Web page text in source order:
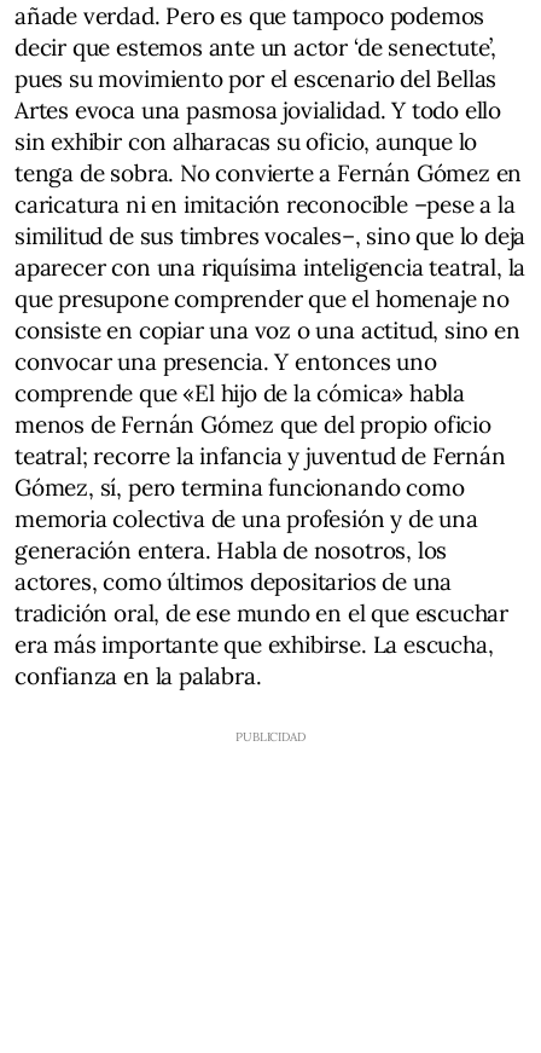
añade verdad. Pero es que tampoco podemos
decir que estemos ante un actor ‘de senectute’,
pues su movimiento por el escenario del Bellas
Artes evoca una pasmosa jovialidad. Y todo ello
sin exhibir con alharacas su oficio, aunque lo
tenga de sobra. No convierte a Fernán Gómez en
caricatura ni en imitación reconocible –pese a la
similitud de sus timbres vocales–, sino que lo deja
aparecer con una riquísima inteligencia teatral, la
que presupone comprender que el homenaje no
consiste en copiar una voz o una actitud, sino en
convocar una presencia. Y entonces uno
comprende que «El hijo de la cómica» habla
menos de Fernán Gómez que del propio oficio
teatral; recorre la infancia y juventud de Fernán
Gómez, sí, pero termina funcionando como
memoria colectiva de una profesión y de una
generación entera. Habla de nosotros, los
actores, como últimos depositarios de una
tradición oral, de ese mundo en el que escuchar
era más importante que exhibirse. La escucha,
confianza en la palabra.